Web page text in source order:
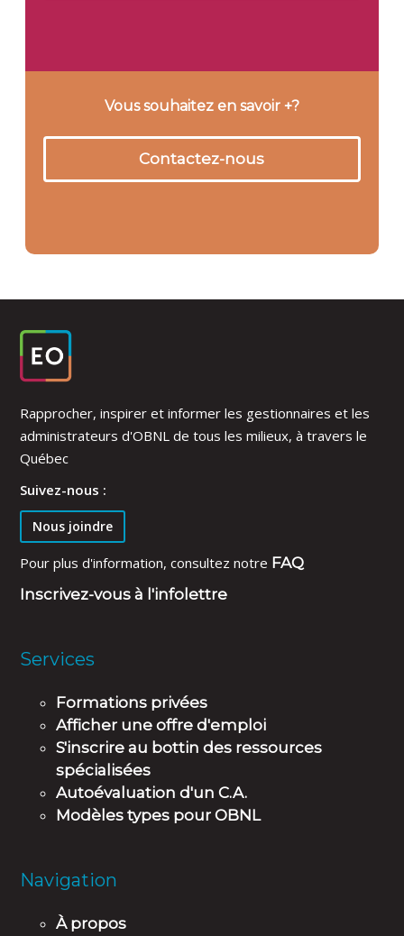
Vous souhaitez en savoir +?
Contactez-nous
Rapprocher, inspirer et informer les gestionnaires et les
administrateurs d'OBNL de tous les milieux, à travers le
Québec
Suivez-nous :
Nous joindre
Pour plus d'information, consultez notre FAQ
Inscrivez-vous à l'infolettre
Services
Formations privées
Afficher une offre d'emploi
S'inscrire au bottin des ressources
spécialisées
Autoévaluation d'un C.A.
Modèles types pour OBNL
Navigation
À propos